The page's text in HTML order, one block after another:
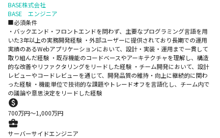
BASE株式会社
BASE エンジニア
■必須条件
・バックエンド・フロントエンドを問わず、主要なプログラミング言語を用
いた3年以上の実務開発経験 ・外部ユーザーに提供されており長期での運用
実績のあるWebアプリケーションにおいて、設計・実装・運用まで一貫して
取り組んだ経験 ・既存機能のコードベースやアーキテクチャを理解し、構造
的な改善やリファクタリングをリードした経験 ・チーム開発において、設計
レビューやコードレビューを通じて、開発品質の維持・向上に継続的に関わ
った経験 ・機能単位で技術的な課題やトレードオフを言語化し、チーム内で
の議論や意思決定をリードした経験
700万円〜1,000万円
サーバーサイドエンジニア